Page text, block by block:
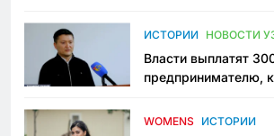
пространство
ИСТОРИИ НОВОСТИ
Власти выплатят
предпринимателю,
приговору
WOMENS ИСТОРИИ